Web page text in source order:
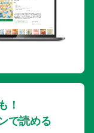
！
で読める